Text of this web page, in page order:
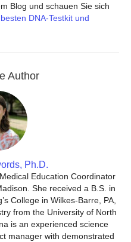
Blog und schauen Sie sich
DNA-Testkit und
Author
Ph.D.
Education Coordinator
She received a B.S. in
College in Wilkes-Barre, PA,
from the University of North
is an experienced science
manager with demonstrated